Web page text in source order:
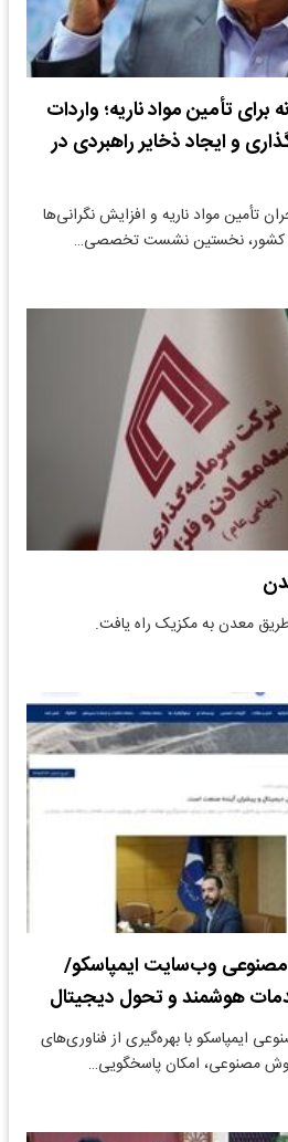
بسته فوری ۶‌گانه برای تأمین مواد ناریه؛ واردات
و ایجاد ذخایر راهبردی در
تأمین مواد ناریه و افزایش نگرانی‌ها
کشور، نخستین نشست تخصصی…
معدن به مکزیک راه یافت.
مصنوعی وب‌سایت ایمپاسکو/
هوشمند و تحول دیجیتال
ایمپاسکو با بهره‌گیری از فناوری‌های
مصنوعی، امکان پاسخگویی…